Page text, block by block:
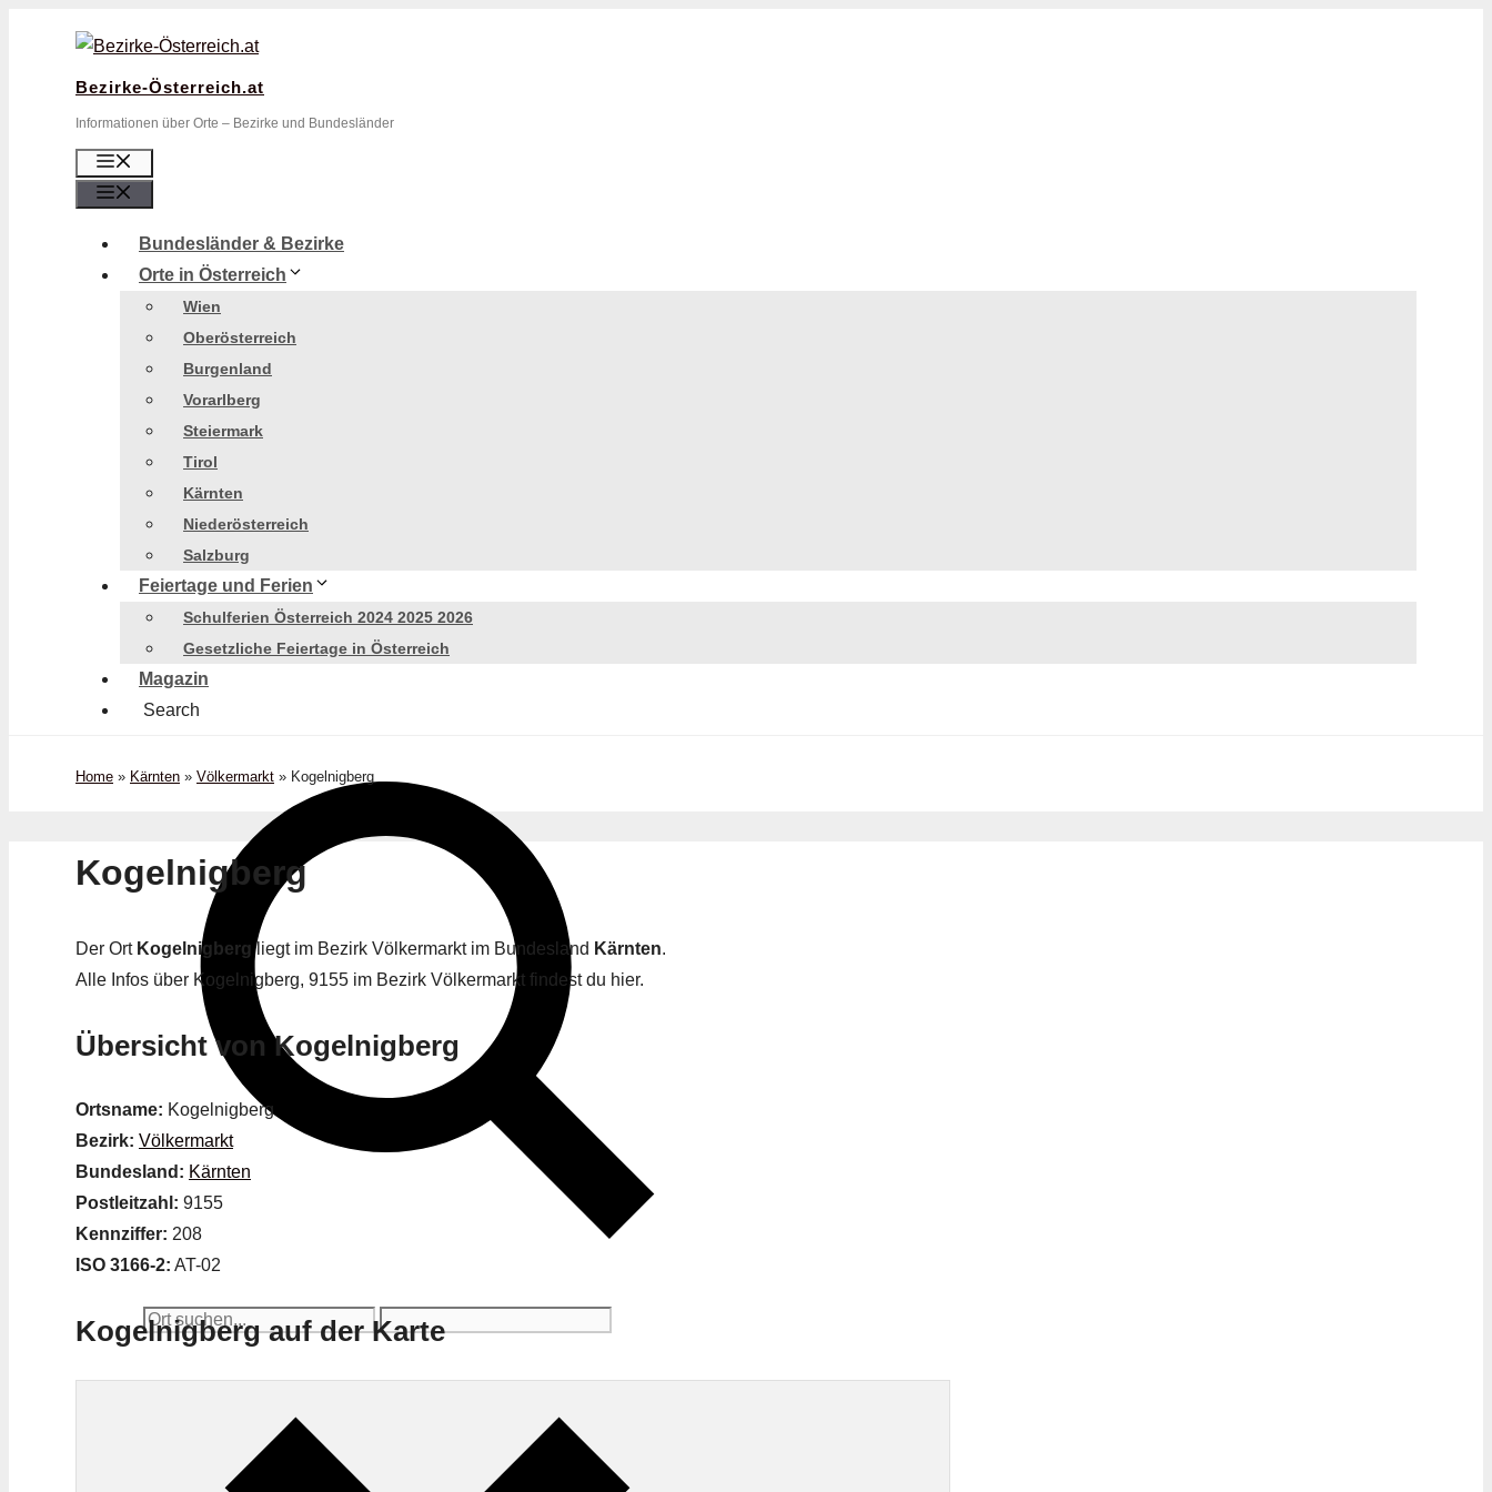
Bezirke-Österreich.at
Informationen über Orte – Bezirke und Bundesländer
Bundesländer & Bezirke
Orte in Österreich
Wien
Oberösterreich
Burgenland
Vorarlberg
Steiermark
Tirol
Kärnten
Niederösterreich
Salzburg
Feiertage und Ferien
Schulferien Österreich 2024 2025 2026
Gesetzliche Feiertage in Österreich
Magazin
Search
Home » Kärnten » Völkermarkt » Kogelnigberg
Kogelnigberg
Der Ort Kogelnigberg liegt im Bezirk Völkermarkt im Bundesland Kärnten.
Alle Infos über Kogelnigberg, 9155 im Bezirk Völkermarkt findest du hier.
Übersicht von Kogelnigberg
Ortsname: Kogelnigberg
Bezirk: Völkermarkt
Bundesland: Kärnten
Postleitzahl: 9155
Kennziffer: 208
ISO 3166-2: AT-02
Kogelnigberg auf der Karte